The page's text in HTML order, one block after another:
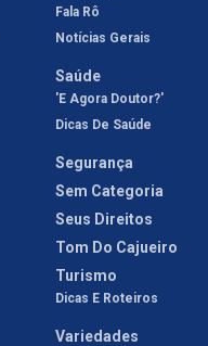
Fala Rô
Notícias Gerais
Saúde
'E Agora Doutor?'
Dicas De Saúde
Segurança
Sem Categoria
Seus Direitos
Tom Do Cajueiro
Turismo
Dicas E Roteiros
Variedades